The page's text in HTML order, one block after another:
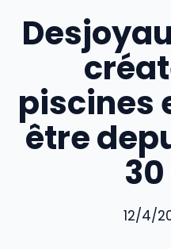
piscines
être
12/4/